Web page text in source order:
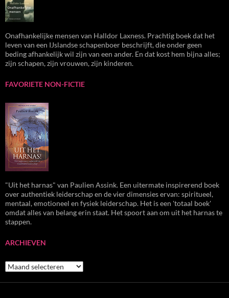
Onafhankelijke mensen van Halldor Laxness. Prachtig boek dat het
leven van een IJslandse schapenboer beschrijft, die onder geen
beding afhankelijk wil zijn van een ander. En dat kost hem bijna alles;
zijn schapen, zijn vrouwen, zijn kinderen.
FAVORIETE NON-FICTIE
"Uit het harnas" van Paulien Assink. Een uitermate inspirerend boek
over authentiek leiderschap en de vier dimensies ervan: spiritueel,
mentaal, emotioneel en fysiek leiderschap. Het is een 'totaal boek'
omdat alles van belang erin staat. Het spoort aan om uit het harnas te
stappen.
ARCHIEVEN
Archieven